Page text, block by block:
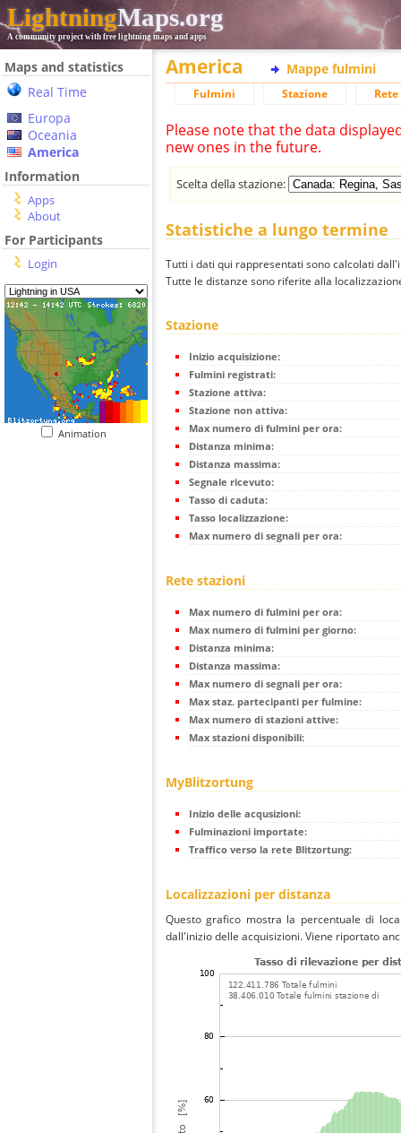
LightningMaps.org
A community project with free lightning maps and apps
Maps and statistics
Real Time
Europa
Oceania
America
Information
Apps
About
For Participants
Login
Animation
America Mappe fulmini
Fulmini Stazione
Please note that the data
new ones in the future.
Scelta della stazione:
Statistiche a lungo termine
Tutti i dati qui rappresentati sono calcolati
Tutte le distanze sono riferite alla
Stazione
Inizio acquisizione:
Fulmini registrati:
Stazione attiva:
Stazione non attiva:
Max numero di fulmini per ora:
Distanza minima:
Distanza massima:
Segnale ricevuto:
Tasso di caduta:
Tasso localizzazione:
Max numero di segnali per ora:
Rete stazioni
Max numero di fulmini per ora:
Max numero di fulmini per giorno:
Distanza minima:
Distanza massima:
Max numero di segnali per ora:
Max staz. partecipanti per fulmine:
Max numero di stazioni attive:
Max stazioni disponibili:
MyBlitzortung
Inizio delle acqusizioni:
Fulminazioni importate:
Traffico verso la rete Blitzortung:
Localizzazioni per distanza
Questo grafico mostra la percentuale di
dall'inizio delle acquisizioni. Viene riportato